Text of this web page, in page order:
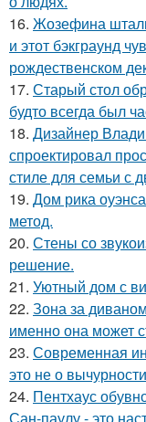
16. Жозефина
и этот бэкграунд
рождественском
17. Старый стол
будто всегда был
18. Дизайнер
спроектировал
стиле для семьи с
19. Дом рика
метод.
20. Стены со
решение.
21. Уютный дом с
22. Зона за
именно она может
23. Современная
это не о
24. Пентхаус
Сан-паулу - это